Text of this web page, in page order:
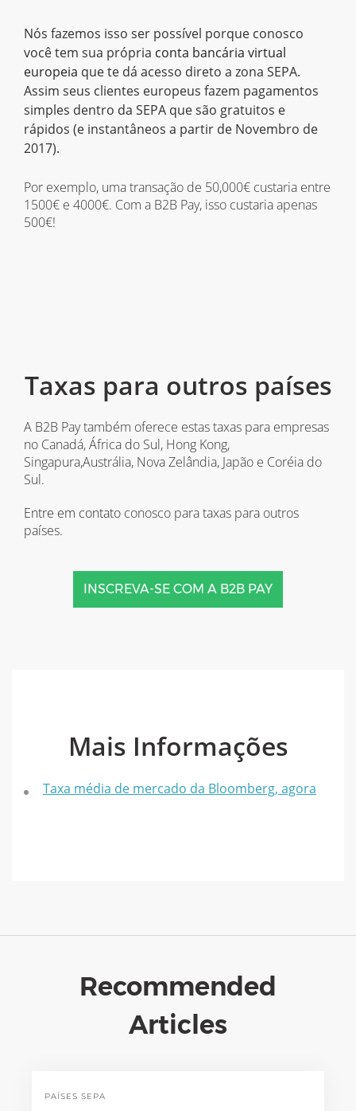
Nós fazemos isso ser possível porque conosco
você tem sua própria conta bancária virtual
europeia que te dá acesso direto a zona SEPA.
Assim seus clientes europeus fazem pagamentos
simples dentro da SEPA que são gratuitos e
rápidos (e instantâneos a partir de Novembro de
2017).
Por exemplo, uma transação de 50,000€ custaria entre
1500€ e 4000€. Com a B2B Pay, isso custaria apenas
500€!
Taxas para outros países
A B2B Pay também oferece estas taxas para empresas
no Canadá, África do Sul, Hong Kong,
Singapura,Austrália, Nova Zelândia, Japão e Coréia do
Sul.
Entre em contato conosco para taxas para outros
países.
INSCREVA-SE COM A B2B PAY
Mais Informações
Taxa média de mercado da Bloomberg, agora
Recommended
Articles
PAÍSES SEPA